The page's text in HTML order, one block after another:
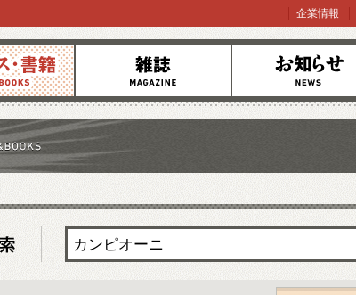
雑誌 お知らせ
企業情報